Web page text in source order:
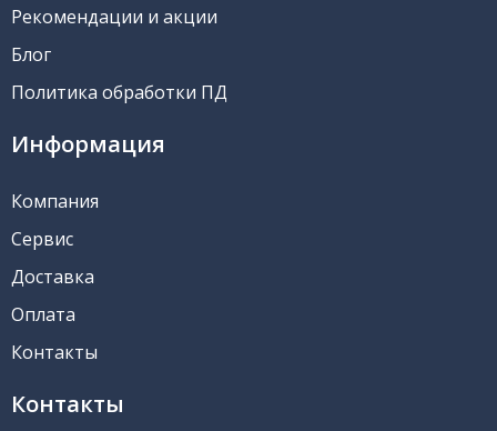
Рекомендации и акции
Блог
Политика обработки ПД
Информация
Компания
Сервис
Доставка
Оплата
Контакты
Контакты